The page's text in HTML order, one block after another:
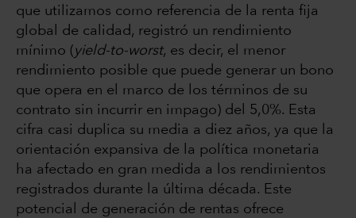
que utilizamos como referencia de la renta fija
global de calidad, registró un rendimiento
mínimo (yield-to-worst, es decir, el menor
rendimiento posible que puede generar un bono
que opera en el marco de los términos de su
contrato sin incurrir en impago) del 5,0%. Esta
cifra casi duplica su media a diez años, ya que la
orientación expansiva de la política monetaria
ha afectado en gran medida a los rendimientos
registrados durante la última década. Este
potencial de generación de rentas ofrece